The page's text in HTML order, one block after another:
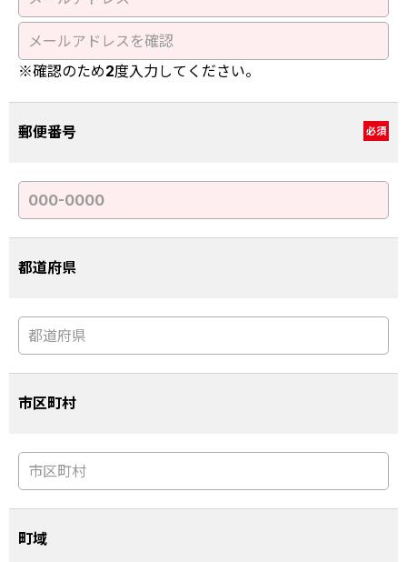
※確認のため2度入力してください。
郵便番号 必須
都道府県
市区町村
町域